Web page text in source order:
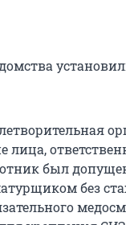
лица,
был
без